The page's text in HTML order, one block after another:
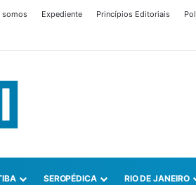
somos Expediente Princípios Editoriais
SEROPÉDICA RIO DE JANEIRO